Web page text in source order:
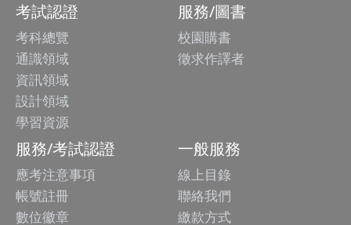
考試認證
考科總覽
通識領域
資訊領域
設計領域
學習資源
服務/圖書
校園購書
徵求作譯者
服務/考試認證
應考注意事項
帳號註冊
數位徽章
一般服務
線上目錄
聯絡我們
繳款方式